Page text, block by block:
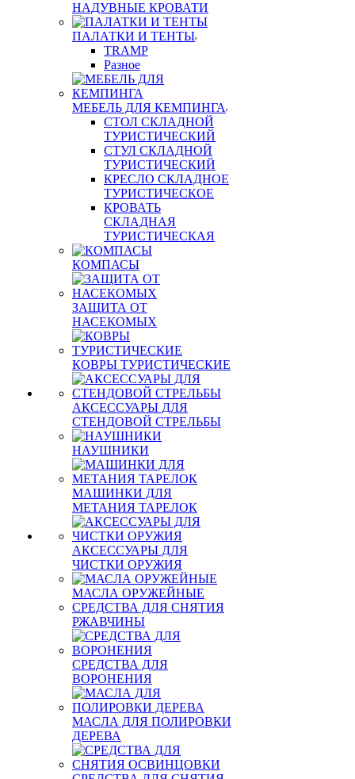
НАДУВНЫЕ КРОВАТИ
ПАЛАТКИ И ТЕНТЫ
TRAMP
Разное
МЕБЕЛЬ ДЛЯ КЕМПИНГА
СТОЛ СКЛАДНОЙ
ТУРИСТИЧЕСКИЙ
СТУЛ СКЛАДНОЙ
ТУРИСТИЧЕСКИЙ
КРЕСЛО СКЛАДНОЕ
ТУРИСТИЧЕСКОЕ
КРОВАТЬ
СКЛАДНАЯ
ТУРИСТИЧЕСКАЯ
КОМПАСЫ
ЗАЩИТА ОТ
НАСЕКОМЫХ
КОВРЫ ТУРИСТИЧЕСКИЕ
АКСЕССУАРЫ ДЛЯ
СТЕНДОВОЙ СТРЕЛЬБЫ
НАУШНИКИ
МАШИНКИ ДЛЯ
МЕТАНИЯ ТАРЕЛОК
АКСЕССУАРЫ ДЛЯ
ЧИСТКИ ОРУЖИЯ
МАСЛА ОРУЖЕЙНЫЕ
СРЕДСТВА ДЛЯ СНЯТИЯ
РЖАВЧИНЫ
СРЕДСТВА ДЛЯ
ВОРОНЕНИЯ
МАСЛА ДЛЯ ПОЛИРОВКИ
ДЕРЕВА